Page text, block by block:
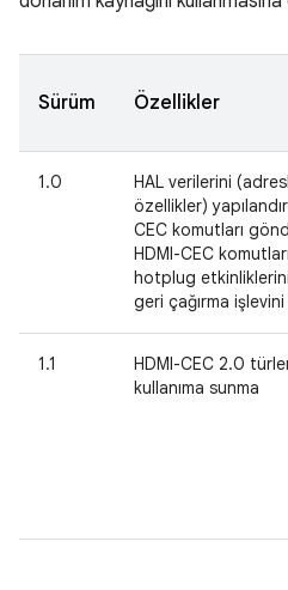
Sürüm Özellikler
1.0
HAL verilerini
özellikler)
CEC komutları
HDMI-CEC
hotplug
geri çağırma
1.1
HDMI-CEC 2.0
kullanıma sunma